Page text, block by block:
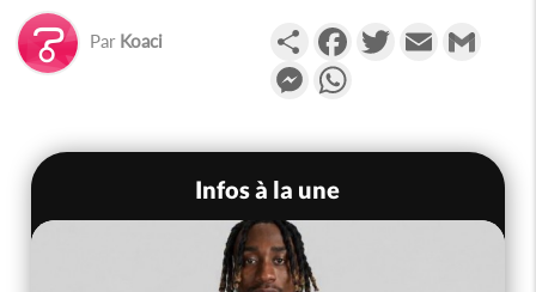
Par Koaci PartagerFacebookTwitterEmail
Messenger
Infos à la une